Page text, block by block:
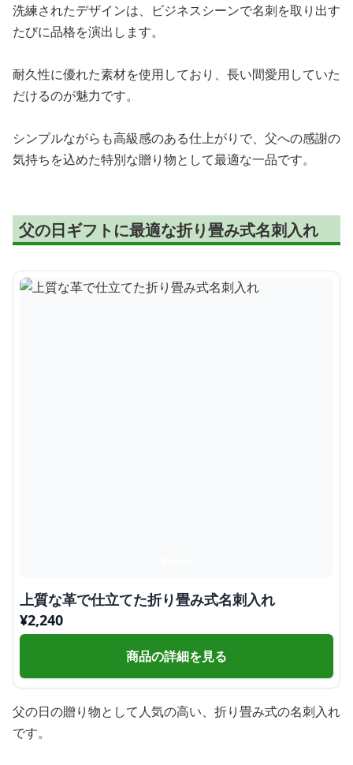
洗練されたデザインは、ビジネスシーンで名刺を取り出す
たびに品格を演出します。
耐久性に優れた素材を使用しており、長い間愛用していた
だけるのが魅力です。
シンプルながらも高級感のある仕上がりで、父への感謝の
気持ちを込めた特別な贈り物として最適な一品です。
父の日ギフトに最適な折り畳み式名刺入れ
上質な革で仕立てた折り畳み式名刺入れ
¥2,240
商品の詳細を見る
父の日の贈り物として人気の高い、折り畳み式の名刺入れ
です。